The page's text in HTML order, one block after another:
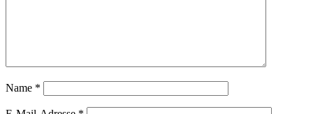
Name *